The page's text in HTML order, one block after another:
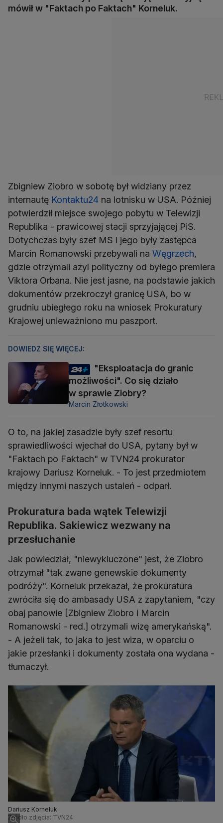
mówił w "Faktach po Faktach" Korneluk.
Zbigniew Ziobro w sobotę był widziany przez
internautę Kontaktu24 na lotnisku w USA. Później
potwierdził miejsce swojego pobytu w Telewizji
Republika - prawicowej stacji sprzyjającej PiS.
Dotychczas były szef MS i jego były zastępca
Marcin Romanowski przebywali na Węgrzech,
gdzie otrzymali azyl polityczny od byłego premiera
Viktora Orbana. Nie jest jasne, na podstawie jakich
dokumentów przekroczył granicę USA, bo w
grudniu ubiegłego roku na wniosek Prokuratury
Krajowej unieważniono mu paszport.
DOWIEDZ SIĘ WIĘCEJ:
"Eksploatacja do granic
możliwości". Co się działo
w sprawie Ziobry?
Marcin Złotkowski
O to, na jakiej zasadzie były szef resortu
sprawiedliwości wjechał do USA, pytany był w
"Faktach po Faktach" w TVN24 prokurator
krajowy Dariusz Korneluk. - To jest przedmiotem
między innymi naszych ustaleń - odparł.
Prokuratura bada wątek Telewizji
Republika. Sakiewicz wezwany na
przesłuchanie
Jak powiedział, "niewykluczone" jest, że Ziobro
otrzymał "tak zwane genewskie dokumenty
podróży". Korneluk przekazał, że prokuratura
zwróciła się do ambasady USA z zapytaniem, "czy
obaj panowie [Zbigniew Ziobro i Marcin
Romanowski - red.] otrzymali wizę amerykańską".
- A jeżeli tak, to jaka to jest wiza, w oparciu o
jakie przesłanki i dokumenty została ona wydana -
tłumaczył.
Dariusz Korneluk
Źródło zdjęcia: TVN24